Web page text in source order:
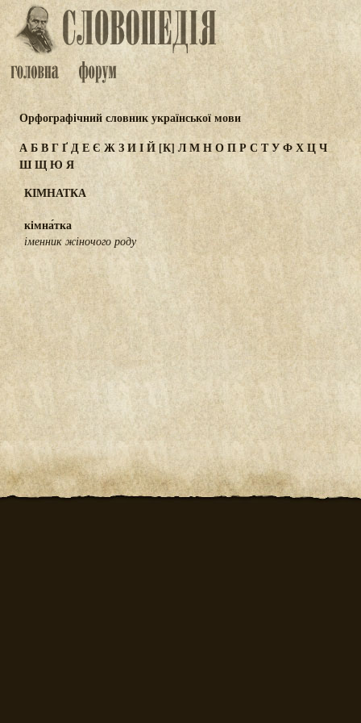
Орфографічний словник української мови
АБВГҐДЕЄ ЖЗИІЙ [К] ЛМНОПР СТУФХЦЧ
ШЩЮЯ
КІМНАТКА
кімна́тка
іменник жіночого роду